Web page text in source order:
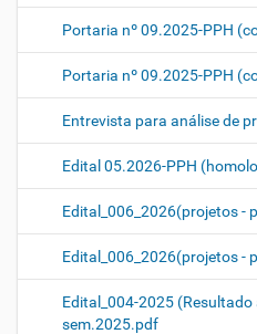
Portaria nº 09.2025-PPH
Portaria nº 09.2025-PPH
Entrevista para análise de
Edital 05.2026-PPH
Edital_006_2026(projetos -
Edital_006_2026(projetos -
Edital_004-2025
sem.2025.pdf